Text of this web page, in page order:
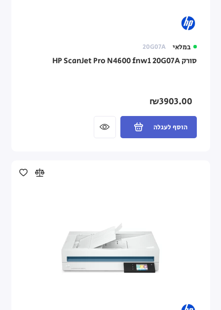
במלאי 20G07A
סורק HP ScanJet Pro N4600 fnw1 20G07A
₪3903.00
הוסף לעגלה